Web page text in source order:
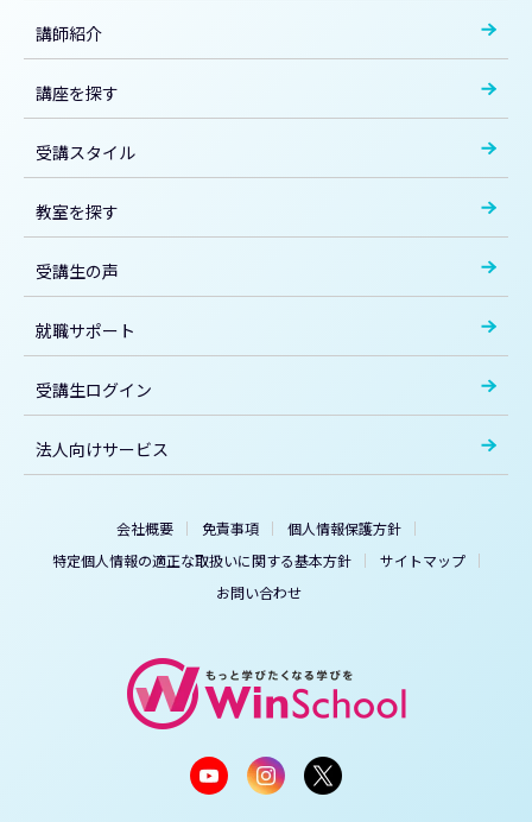
講師紹介
講座を探す
受講スタイル
教室を探す
受講生の声
就職サポート
受講生ログイン
法人向けサービス
会社概要 免責事項
個人情報保護方針
特定個人情報の適正な取扱いに関する基本方針
サイトマップ
お問い合わせ